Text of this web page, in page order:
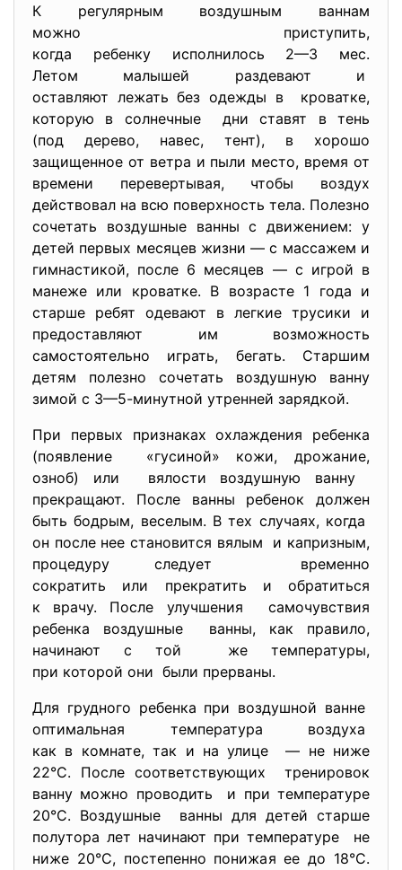
К регулярным воздушным ваннам
можно приступить,
когда ребенку исполнилось 2—3 мес.
Летом малышей раздевают и
оставляют лежать без одежды в кроватке,
которую в солнечные дни ставят в тень
(под дерево, навес, тент), в хорошо
защищенное от ветра и пыли место, время от
времени перевертывая, чтобы воздух
действовал на всю поверхность тела. Полезно
сочетать воздушные ванны с движением: у
детей первых месяцев жизни — с массажем и
гимнастикой, после 6 месяцев — с игрой в
манеже или кроватке. В возрасте 1 года и
старше ребят одевают в легкие трусики и
предоставляют им возможность
самостоятельно играть, бегать. Старшим
детям полезно сочетать воздушную ванну
зимой с 3—5-минутной утренней зарядкой.
При первых признаках охлаждения ребенка
(появление «гусиной» кожи, дрожание,
озноб) или вялости воздушную ванну
прекращают. После ванны ребенок должен
быть бодрым, веселым. В тех случаях, когда
он после нее становится вялым и капризным,
процедуру следует временно
сократить или прекратить и обратиться
к врачу. После улучшения самочувствия
ребенка воздушные ванны, как правило,
начинают с той же температуры,
при которой они были прерваны.
Для грудного ребенка при воздушной ванне
оптимальная температура воздуха
как в комнате, так и на улице — не ниже
22°С. После соответствующих тренировок
ванну можно проводить и при температуре
20°С. Воздушные ванны для детей старше
полутора лет начинают при температуре не
ниже 20°С, постепенно понижая ее до 18°С.